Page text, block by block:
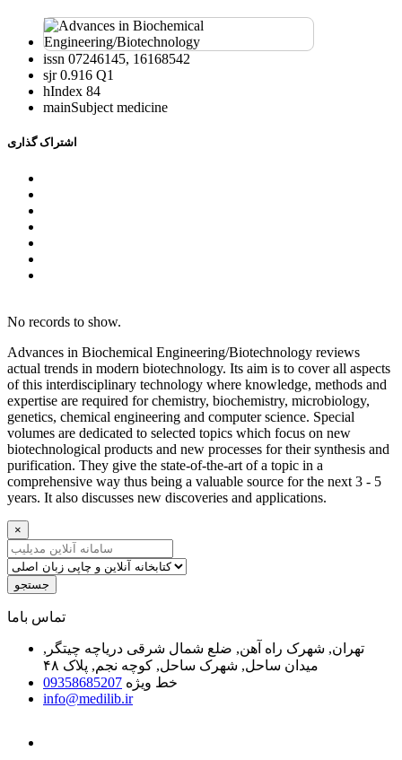
issn 07246145, 16168542
sjr0.916 Q1
hIndex 84
mainSubject medicine
اشتراک گذاری
No records to show.
Advances in Biochemical Engineering/Biotechnology reviews
actual trends in modern biotechnology. Its aim is to cover all aspects
of this interdisciplinary technology where knowledge, methods and
expertise are required for chemistry, biochemistry, microbiology,
genetics, chemical engineering and computer science. Special
volumes are dedicated to selected topics which focus on new
biotechnological products and new processes for their synthesis and
purification. They give the state-of-the-art of a topic in a
comprehensive way thus being a valuable source for the next 3 - 5
years. It also discusses new discoveries and applications.
×
جستجو
ﺗﻤﺎﺱ ﺑﺎﻣﺎ
تهران, شهرک راه آهن, ضلع شمال شرقی دریاچه چیتگر,
میدان ساحل, شهرک ساحل, کوچه نجم, پلاک ۴۸
خط ویژه 09358685207
info@medilib.ir